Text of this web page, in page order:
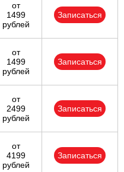
от
1499
рублей
Записаться
от
1499
рублей
Записаться
от
2499
рублей
Записаться
от
4199
рублей
Записаться